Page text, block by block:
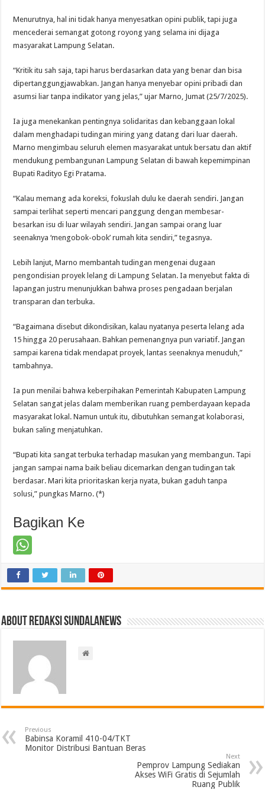
Menurutnya, hal ini tidak hanya menyesatkan opini publik, tapi juga
mencederai semangat gotong royong yang selama ini dijaga
masyarakat Lampung Selatan.
“Kritik itu sah saja, tapi harus berdasarkan data yang benar dan bisa
dipertanggungjawabkan. Jangan hanya menyebar opini pribadi dan
asumsi liar tanpa indikator yang jelas,” ujar Marno, Jumat (25/7/2025).
Ia juga menekankan pentingnya solidaritas dan kebanggaan lokal
dalam menghadapi tudingan miring yang datang dari luar daerah.
Marno mengimbau seluruh elemen masyarakat untuk bersatu dan aktif
mendukung pembangunan Lampung Selatan di bawah kepemimpinan
Bupati Radityo Egi Pratama.
“Kalau memang ada koreksi, fokuslah dulu ke daerah sendiri. Jangan
sampai terlihat seperti mencari panggung dengan membesar-
besarkan isu di luar wilayah sendiri. Jangan sampai orang luar
seenaknya ‘mengobok-obok’ rumah kita sendiri,” tegasnya.
Lebih lanjut, Marno membantah tudingan mengenai dugaan
pengondisian proyek lelang di Lampung Selatan. Ia menyebut fakta di
lapangan justru menunjukkan bahwa proses pengadaan berjalan
transparan dan terbuka.
“Bagaimana disebut dikondisikan, kalau nyatanya peserta lelang ada
15 hingga 20 perusahaan. Bahkan pemenangnya pun variatif. Jangan
sampai karena tidak mendapat proyek, lantas seenaknya menuduh,”
tambahnya.
Ia pun menilai bahwa keberpihakan Pemerintah Kabupaten Lampung
Selatan sangat jelas dalam memberikan ruang pemberdayaan kepada
masyarakat lokal. Namun untuk itu, dibutuhkan semangat kolaborasi,
bukan saling menjatuhkan.
“Bupati kita sangat terbuka terhadap masukan yang membangun. Tapi
jangan sampai nama baik beliau dicemarkan dengan tudingan tak
berdasar. Mari kita prioritaskan kerja nyata, bukan gaduh tanpa
solusi,” pungkas Marno. (*)
Bagikan Ke
About Redaksi Sundalanews
Previous
Babinsa Koramil 410-04/TKT
Monitor Distribusi Bantuan Beras
Next
Pemprov Lampung Sediakan
Akses WiFi Gratis di Sejumlah
Ruang Publik